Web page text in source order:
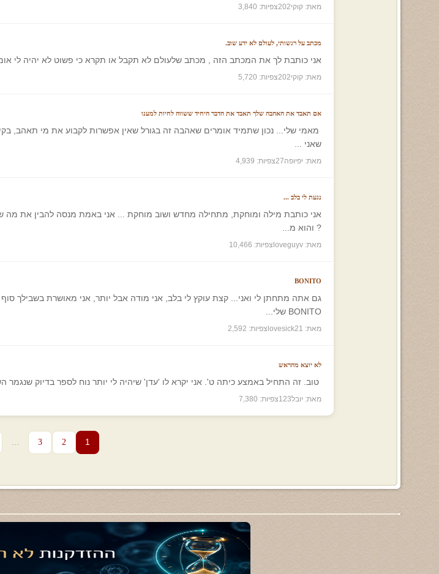
מאת: קוקי202 צפיות: 3,840
מכתב על רגשותי, לעולם לא ידע שוב.
אני כותבת לך את המכתב הזה , מכתב שלעולם לא תקבל או תקרא כי פשוט לא יהיה לי
מאת: קוקי202 צפיות: 5,720
אם תאבד את האהבה שלך תאבד את הדבר היחיד ששווה לחיות למענו
מאמי שלי... נכון שתמיד אומרים שאהבה זה בגורל שאין אפשרות לקבוע את מי תאהב,
שאני ...
מאת: יפיופה27 צפיות: 4,939
נגעת לי בלב ...
אני כותבת מילה ומוחקת, מתחילה מחדש ושוב מוחקת ... אני באמת מנסה להבין את
? והוא מ...
מאת: loveguyv צפיות: 10,466
BONITO
גם אתה מתחתן לי ואני... קצת עוקץ לי בלב, אני מודה אבל יותר, אני מאושרת
BONITO שלי...
מאת: lovesick21 צפיות: 2,592
לא יוצא מהראש
טוב. זה התחיל באמצע כיתה ט'. אני יקרא לו 'עדן' שיהיה לי יותר נוח לספר בדיוק שנגמר
מאת: יובל123 צפיות: 7,380
1
2
3